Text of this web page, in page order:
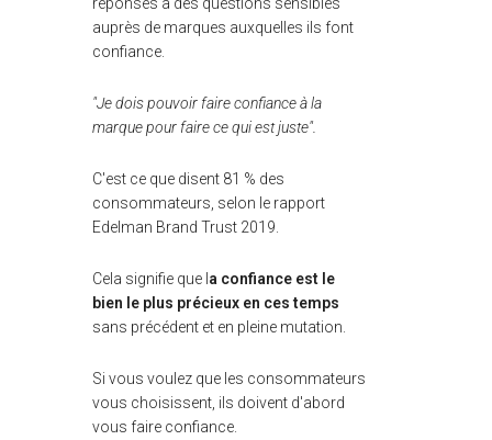
auprès de marques auxquelles ils font
confiance.
"Je dois pouvoir faire confiance à la
marque pour faire ce qui est juste".
C'est ce que disent 81 % des
consommateurs, selon le rapport
Edelman Brand Trust 2019.
Cela signifie que la confiance est le
bien le plus précieux en ces temps
sans précédent et en pleine mutation.
Si vous voulez que les consommateurs
vous choisissent, ils doivent d'abord
vous faire confiance.